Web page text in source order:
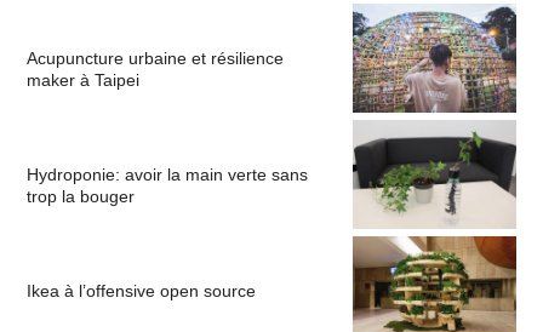
Acupuncture urbaine et résilience
maker à Taipei
Hydroponie: avoir la main verte sans
trop la bouger
Ikea à l’offensive open source